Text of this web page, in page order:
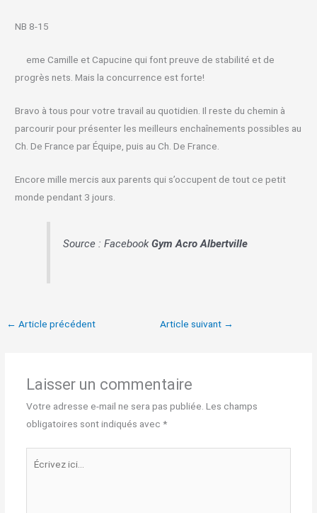
NB 8-15
eme Camille et Capucine qui font preuve de stabilité et de
progrès nets. Mais la concurrence est forte!
Bravo à tous pour votre travail au quotidien. Il reste du chemin à
parcourir pour présenter les meilleurs enchaînements possibles au
Ch. De France par Équipe, puis au Ch. De France.
Encore mille mercis aux parents qui s’occupent de tout ce petit
monde pendant 3 jours.
Source : FacebookGym Acro Albertville
← Article précédent Article suivant →
Laisser un commentaire
Votre adresse e-mail ne sera pas publiée. Les champs
obligatoires sont indiqués avec *